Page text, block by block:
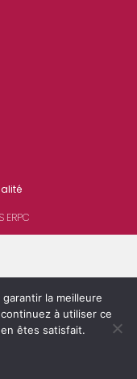
la meilleure
à utiliser ce
êtes satisfait.